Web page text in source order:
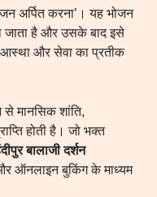
अर्पित करना’। यह भोजन
जाता है और उसके बाद इसे
आस्था और सेवा का प्रतीक
से मानसिक शांति,
होती है। जो भक्त
बालाजी दर्शन
ऑनलाइन बुकिंग के माध्यम